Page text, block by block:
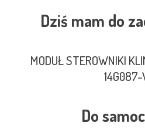
Dziś mam do
MODUŁ STEROWNIKI
14G087-
Do